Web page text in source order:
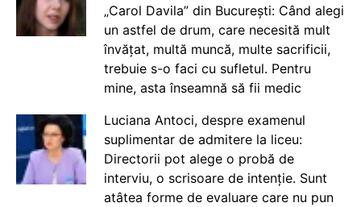
„Carol Davila” din București: Când alegi
un astfel de drum, care necesită mult
învățat, multă muncă, multe sacrificii,
trebuie s-o faci cu sufletul. Pentru
mine, asta înseamnă să fii medic
Luciana Antoci, despre examenul
suplimentar de admitere la liceu:
Directorii pot alege o probă de
interviu, o scrisoare de intenție. Sunt
atâtea forme de evaluare care nu pun